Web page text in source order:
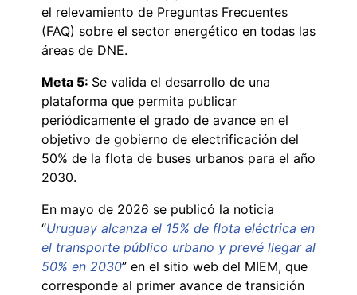
el relevamiento de Preguntas Frecuentes
(FAQ) sobre el sector energético en todas las
áreas de DNE.
Meta 5: Se valida el desarrollo de una
plataforma que permita publicar
periódicamente el grado de avance en el
objetivo de gobierno de electrificación del
50% de la flota de buses urbanos para el año
2030.
En mayo de 2026 se publicó la noticia
“Uruguay alcanza el 15% de flota eléctrica en
el transporte público urbano y prevé llegar al
50% en 2030” en el sitio web del MIEM, que
corresponde al primer avance de transición